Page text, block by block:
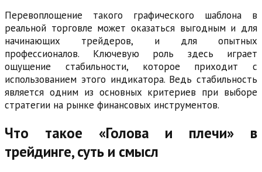
Перевоплощение такого графического шаблона в
реальной торговле может оказаться выгодным и для
начинающих трейдеров, и для опытных
профессионалов. Ключевую роль здесь играет
ощущение стабильности, которое приходит с
использованием этого индикатора. Ведь стабильность
является одним из основных критериев при выборе
стратегии на рынке финансовых инструментов.
Что такое «Голова и плечи» в
трейдинге, суть и смысл